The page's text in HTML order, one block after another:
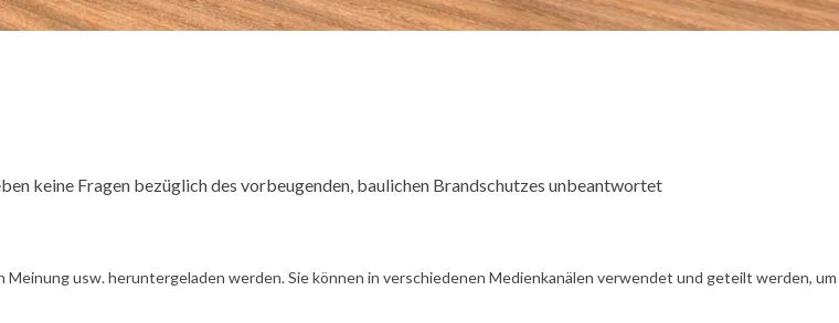
keine Fragen bezüglich des vorbeugenden, baulichen Brandschutzes unbeantwortet
usw. heruntergeladen werden. Sie können in verschiedenen Medienkanälen verwendet und geteilt